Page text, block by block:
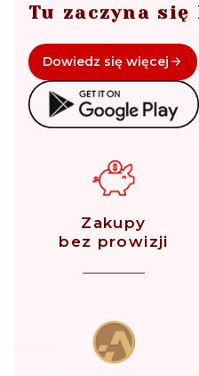
Tu zaczyna
Dowiedz się więcej
Zakupy
bez prowizji